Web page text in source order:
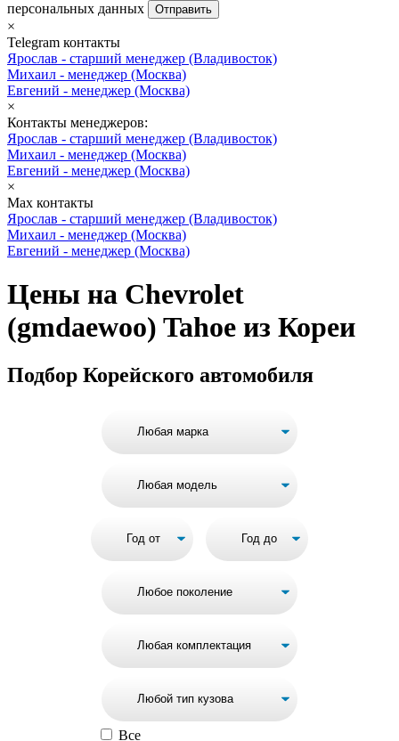
персональных данных
Отправить
×
Telegram контакты
Ярослав - старший менеджер (Владивосток)
Михаил - менеджер (Москва)
Евгений - менеджер (Москва)
×
Контакты менеджеров:
Ярослав - старший менеджер (Владивосток)
Михаил - менеджер (Москва)
Евгений - менеджер (Москва)
×
Max контакты
Ярослав - старший менеджер (Владивосток)
Михаил - менеджер (Москва)
Евгений - менеджер (Москва)
Цены на Chevrolet
(gmdaewoo) Tahoe из Кореи
Подбор Корейского автомобиля
Все